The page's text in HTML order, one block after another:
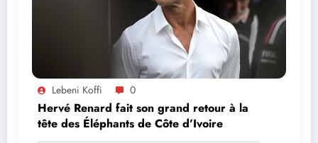
Lebeni Koffi 0
Hervé Renard fait son grand retour à la
tête des Éléphants de Côte d’Ivoire